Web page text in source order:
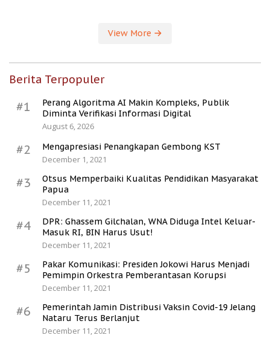
View More
Berita Terpopuler
#1
Perang Algoritma AI Makin Kompleks, Publik
Diminta Verifikasi Informasi Digital
August 6, 2026
#2
Mengapresiasi Penangkapan Gembong KST
December 1, 2021
#3
Otsus Memperbaiki Kualitas Pendidikan Masyarakat
Papua
December 11, 2021
#4
DPR: Ghassem Gilchalan, WNA Diduga Intel Keluar-
Masuk RI, BIN Harus Usut!
December 11, 2021
#5
Pakar Komunikasi: Presiden Jokowi Harus Menjadi
Pemimpin Orkestra Pemberantasan Korupsi
December 11, 2021
#6
Pemerintah Jamin Distribusi Vaksin Covid-19 Jelang
Nataru Terus Berlanjut
December 11, 2021